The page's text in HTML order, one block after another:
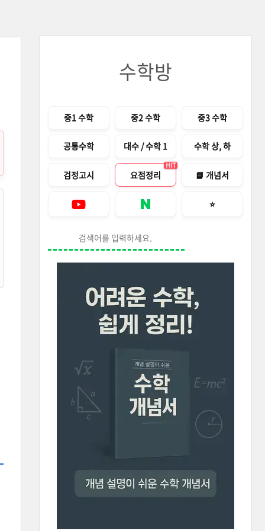
수학방
메뉴중1 수학 중2 수학 중3 수학
공통수학 대수 / 수학 1 수학 상, 하
검정고시
HIT
요점정리 📘 개념서
Youtube 네이버 블로그 즐겨찾기 안내
⭐